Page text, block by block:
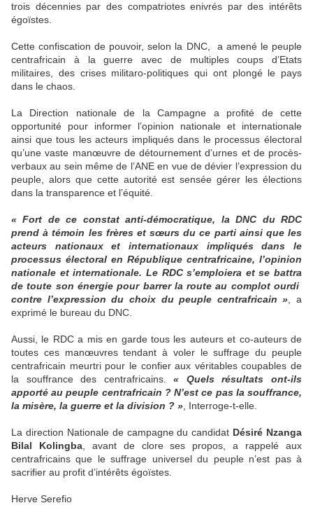
trois décennies par des compatriotes enivrés par des intérêts
égoïstes.
Cette confiscation de pouvoir, selon la DNC, a amené le peuple
centrafricain à la guerre avec de multiples coups d’Etats
militaires, des crises militaro-politiques qui ont plongé le pays
dans le chaos.
La Direction nationale de la Campagne a profité de cette
opportunité pour informer l’opinion nationale et internationale
ainsi que tous les acteurs impliqués dans le processus électoral
qu’une vaste manœuvre de détournement d’urnes et de procès-
verbaux au sein même de l’ANE en vue de dévier l’expression du
peuple, alors que cette autorité est sensée gérer les élections
dans la transparence et l’équité.
« Fort de ce constat anti-démocratique, la DNC du RDC
prend à témoin les frères et sœurs du ce parti ainsi que les
acteurs nationaux et internationaux impliqués dans le
processus électoral en République centrafricaine, l’opinion
nationale et internationale. Le RDC s’emploiera et se battra
de toute son énergie pour barrer la route au complot ourdi
contre l’expression du choix du peuple centrafricain » , a
exprimé le bureau du DNC.
Aussi, le RDC a mis en garde tous les auteurs et co-auteurs de
toutes ces manœuvres tendant à voler le suffrage du peuple
centrafricain meurtri pour le confier aux véritables coupables de
la souffrance des centrafricains.« Quels résultats ont-ils
apporté au peuple centrafricain ? N’est ce pas la souffrance,
la misère, la guerre et la division ? » , Interroge-t-elle.
La direction Nationale de campagne du candidat Désiré Nzanga
Bilal Kolingba, avant de clore ses propos, a rappelé aux
centrafricains que le suffrage universel du peuple n’est pas à
sacrifier au profit d’intérêts égoïstes.
Herve Serefio